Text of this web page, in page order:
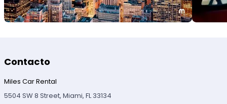
Contacto
Miles Car Rental
5504 SW 8 Street, Miami, FL 33134